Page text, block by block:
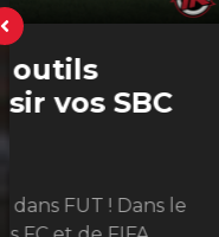
Les
Manettes
EA Sports FC 25